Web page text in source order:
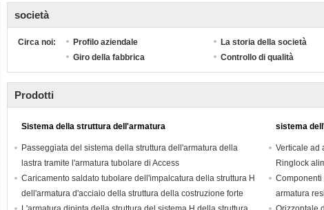
società
Circa noi: Profilo aziendale La storia della società
Giro della fabbrica
Controllo di qualità
Prodotti
Sistema della struttura dell'armatura
Passeggiata del sistema della struttura dell'armatura della
lastra tramite l'armatura tubolare di Access
Caricamento saldato tubolare dell'impalcatura della struttura H
dell'armatura d'acciaio della struttura della costruzione forte
sistema
Verticale ad
Ringlock
Componenti
armatura